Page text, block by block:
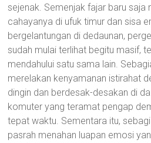
sejenak. Semenjak fajar baru
cahayanya di ufuk timur dan sisa
bergelantungan di dedaunan,
sudah mulai terlihat begitu masif,
mendahului satu sama lain.
merelakan kenyamanan istirahat
dingin dan berdesak-desakan di
komuter yang teramat pengap
tepat waktu. Sementara itu,
pasrah menahan luapan emosi